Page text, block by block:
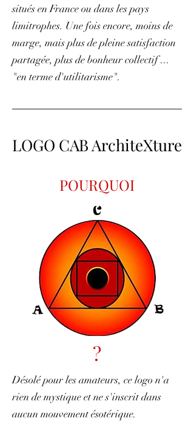
situés en France ou dans les pays
limitrophes. Une fois encore, moins de
marge, mais plus de pleine satisfaction
partagée, plus de bonheur collectif ...
"en terme d'utilitarisme".
LOGO CAB ArchiteXture
POURQUOI
?
Désolé pour les amateurs, ce logo n'a
rien de mystique et ne s'inscrit dans
aucun mouvement ésotérique.